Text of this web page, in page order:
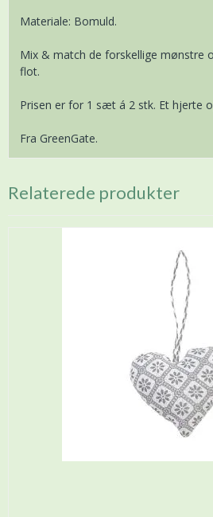
Materiale: Bomuld.
Mix & match de forskellige mønstre
flot.
Prisen er for 1 sæt á 2 stk. Et hjerte
Fra GreenGate.
Relaterede produkter